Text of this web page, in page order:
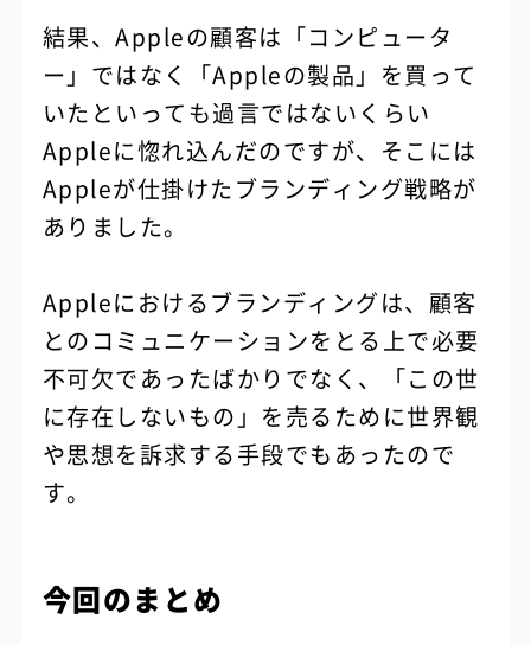
結果、Appleの顧客は「コンピュータ
ー」ではなく「Appleの製品」を買って
いたといっても過言ではないくらい
Appleに惚れ込んだのですが、そこには
Appleが仕掛けたブランディング戦略が
ありました。
Appleにおけるブランディングは、顧客
とのコミュニケーションをとる上で必要
不可欠であったばかりでなく、「この世
に存在しないもの」を売るために世界観
や思想を訴求する手段でもあったので
す。
今回のまとめ